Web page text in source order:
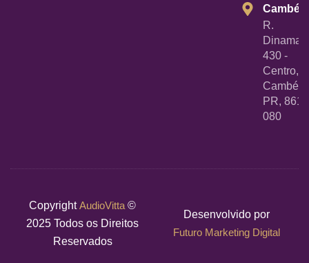
Cambé
R.
430 -
Centro,
Cambé -
PR,
080
CopyrightAudioVitta©
2025 Todos os Direitos
Reservados
Desenvolvido por
Futuro Marketing Digital